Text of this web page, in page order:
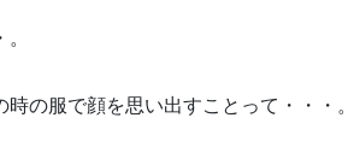
の服で顔を思い出すことって・・・。